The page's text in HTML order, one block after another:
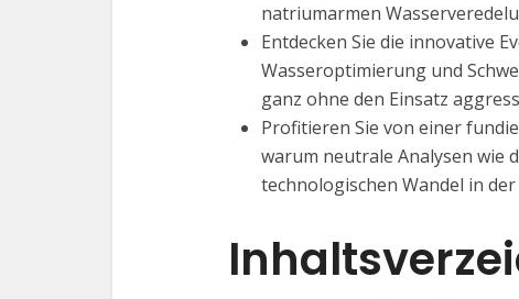
natriumarmen
Entdecken Sie die innovative
Wasseroptimierung und
ganz ohne den Einsatz
Profitieren Sie von einer
warum neutrale Analysen wie
technologischen Wandel in